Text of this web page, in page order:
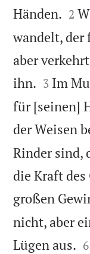
Händen. 

2
wandelt, der
aber
ihn. 

3 Im
für [seinen]
der Weisen
Rinder sind,
die Kraft
großen
nicht, aber
Lügen aus. 
6